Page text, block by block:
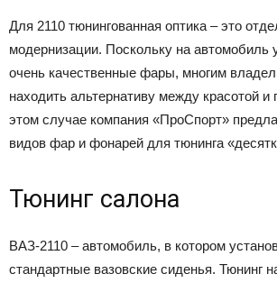
Для 2110 тюнингованная оптика – это
модернизации. Поскольку на автомобиль
очень качественные фары, многим
находить альтернативу между красотой и
этом случае компания «ПроСпорт»
видов фар и фонарей для тюнинга
Тюнинг салона
ВАЗ-2110 – автомобиль, в котором
стандартные вазовские сиденья. Тюнинг